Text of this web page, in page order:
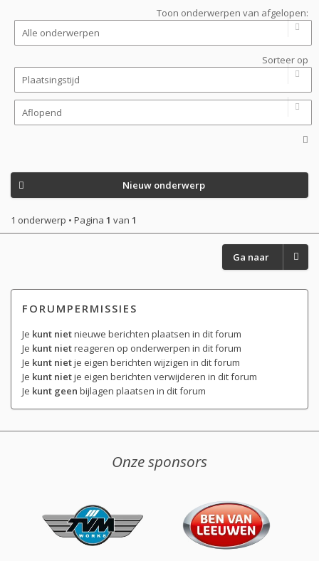
Toon onderwerpen van afgelopen:
Sorteer op
Nieuw onderwerp
1 onderwerp • Pagina 1 van 1
Ga naar
FORUMPERMISSIES
Je kunt nietnieuwe berichten plaatsen in dit forum
Je kunt nietreageren op onderwerpen in dit forum
Je kunt nietje eigen berichten wijzigen in dit forum
Je kunt nietje eigen berichten verwijderen in dit forum
Je kunt geen bijlagen plaatsen in dit forum
Onze sponsors